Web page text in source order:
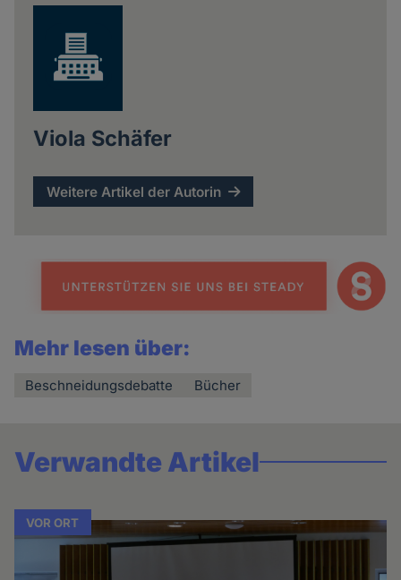
Viola Schäfer
Weitere Artikel der Autorin
Mehr lesen über:
Beschneidungsdebatte Bücher
Verwandte Artikel
VOR ORT